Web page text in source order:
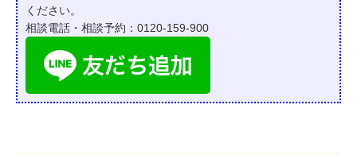
ください。
相談電話・相談予約：0120-159-900